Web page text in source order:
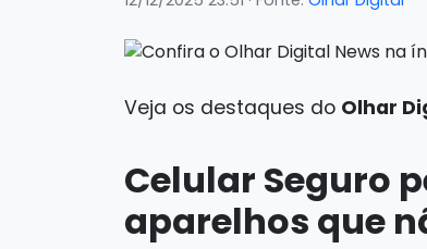
Veja os destaques do Olhar
Celular Seguro
aparelhos que